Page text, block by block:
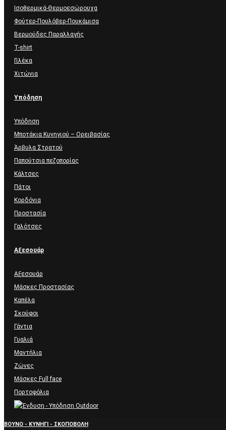
Ισοθερμικά-Θερμοεσώρουχα
Φούτερ-Πουλόβερ-Πουκάμισα
Βερμούδες Παραλλαγής
T-shirt
Γιλέκα
Χιτώνια
Υπόδηση
Υπόδηση
Μποτάκια Κυνηγιού – Ορειβασίας
Άρβυλα Στρατού
Παπούτσια πεζοπορίας
Κάλτσες
Πάτοι
Κορδόνια
Προστασία
Γαλότσες
Αξεσουάρ
Αξεσουάρ
Μάσκες Προστασίας
Καπέλα
Σκούφοι
Γάντια
Γυαλιά
Μαντήλια
Ζώνες
Μάσκες Full face
Πορτοφόλια
ΒΟΥΝΌ - ΚΥΝΉΓΙ - ΣΚΟΠΟΒΟΛΉ